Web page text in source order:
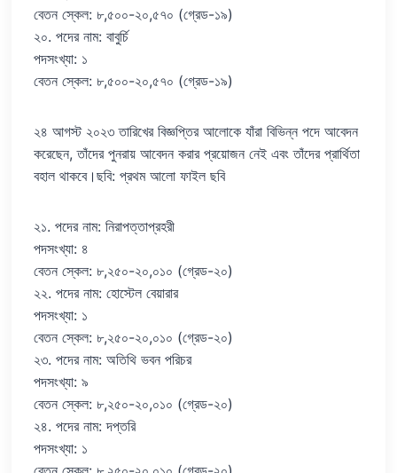
বেতন স্কেল: ৮,৫০০-২০,৫৭০ (গ্রেড-১৯)
২০. পদের নাম: বাবুর্চি
পদসংখ্যা: ১
বেতন স্কেল: ৮,৫০০-২০,৫৭০ (গ্রেড-১৯)
২৪ আগস্ট ২০২৩ তারিখের বিজ্ঞপ্তির আলোকে যাঁরা বিভিন্ন পদে আবেদন
করেছেন, তাঁদের পুনরায় আবেদন করার প্রয়োজন নেই এবং তাঁদের প্রার্থিতা
বহাল থাকবে।ছবি: প্রথম আলো ফাইল ছবি
২১. পদের নাম: নিরাপত্তাপ্রহরী
পদসংখ্যা: ৪
বেতন স্কেল: ৮,২৫০-২০,০১০ (গ্রেড-২০)
২২. পদের নাম: হোস্টেল বেয়ারার
পদসংখ্যা: ১
বেতন স্কেল: ৮,২৫০-২০,০১০ (গ্রেড-২০)
২৩. পদের নাম: অতিথি ভবন পরিচর
পদসংখ্যা: ৯
বেতন স্কেল: ৮,২৫০-২০,০১০ (গ্রেড-২০)
২৪. পদের নাম: দপ্তরি
পদসংখ্যা: ১